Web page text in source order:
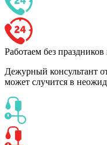
Работаем без
Дежурный консультант
может случится в